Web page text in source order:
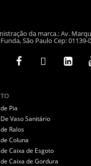
da marca.: Av.
São Paulo Cep: 01139-
Pia
Vaso Sanitário
Ralos
Coluna
Caixa de Esgoto
Caixa de Gordura